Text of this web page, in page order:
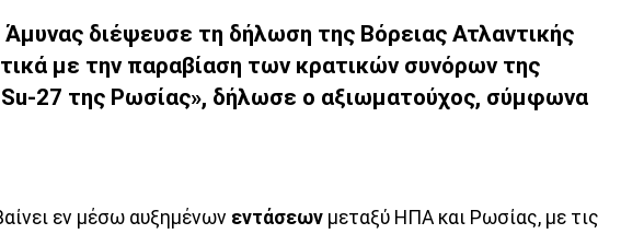
διέψευσε τη δήλωση της Βόρειας Ατλαντικής
με την παραβίαση των κρατικών συνόρων της
27 της Ρωσίας», δήλωσε ο αξιωματούχος, σύμφωνα
εν μέσω αυξημένων εντάσεων μεταξύ ΗΠΑ και Ρωσίας, με τις